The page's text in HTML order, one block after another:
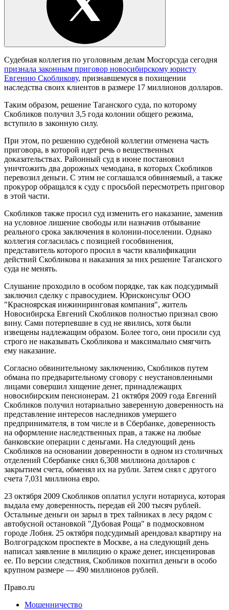
Судебная коллегия по уголовным делам Мосгорсуда сегодня
признала законным приговор новосибирскому юристу
Евгению Скобликову, признавшемуся в похищении
наследства своих клиентов в размере 17 миллионов долларов.
Таким образом, решение Таганского суда, по которому
Скобликов получил 3,5 года колонии общего режима,
вступило в законную силу.
При этом, по решению судебной коллегии отменена часть
приговора, в которой идет речь о вещественных
доказательствах. Районный суд в июне постановил
уничтожить два дорожных чемодана, в которых Скобликов
перевозил деньги. С этим не соглашался обвиняемый, а также
прокурор обращался к суду с просьбой пересмотреть приговор
в этой части.
Скобликов также просил суд изменить его наказание, заменив
на условное лишение свободы или назначив отбывание
реального срока заключения в колонии-поселении. Однако
коллегия согласилась с позицией гособвинения,
представитель которого просил в части квалификации
действий Скобликова и наказания за них решение Таганского
суда не менять.
Слушание проходило в особом порядке, так как подсудимый
заключил сделку с правосудием. Юрисконсульт ООО
"Красноярская инжиниринговая компания", житель
Новосибирска Евгений Скобликов полностью признал свою
вину. Сами потерпевшие в суд не явились, хотя были
извещены надлежащим образом. Более того, они просили суд
строго не наказывать Скобликова и максимально смягчить
ему наказание.
Согласно обвинительному заключению, Скобликов путем
обмана по предварительному сговору с неустановленными
лицами совершил хищение денег, принадлежащих
новосибирским пенсионерам. 21 октября 2009 года Евгений
Скобликов получил нотариально заверенную доверенность на
представление интересов наследников умершего
предпринимателя, в том числе и в Сбербанке, доверенность
на оформление наследственных прав, а также на любые
банковские операции с деньгами. На следующий день
Скобликов на основании доверенности в одном из столичных
отделений Сбербанке снял 6,308 миллиона долларов с
закрытием счета, обменял их на рубли. Затем снял с другого
счета 7,031 миллиона евро.
23 октября 2009 Скобликов оплатил услуги нотариуса, которая
выдала ему доверенность, передав ей 200 тысяч рублей.
Остальные деньги он зарыл в трех тайниках в лесу рядом с
автобусной остановкой "Дубовая Роща" в подмосковном
городе Лобня. 25 октября подсудимый арендовал квартиру на
Волгоградском проспекте в Москве, а на следующий день
написал заявление в милицию о краже денег, инсценировав
ее. По версии следствия, Скобликов похитил деньги в особо
крупном размере — 490 миллионов рублей.
Право.ru
Мошенничество